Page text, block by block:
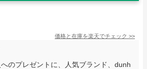
価格と在庫を楽天でチェック >>
のプレゼントに、人気ブランド、dunh